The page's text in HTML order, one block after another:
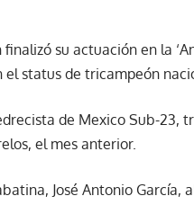
su actuación en la
el status de tricampeón
de Mexico Sub-23,
el mes anterior.
José Antonio García,